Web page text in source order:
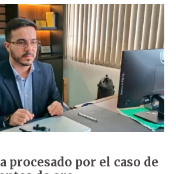
procesado por el caso de